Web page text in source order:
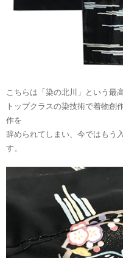
こちらは「染の北川」という最
トップクラスの染技術で着物創
作を
辞められてしまい、今ではもう
す。